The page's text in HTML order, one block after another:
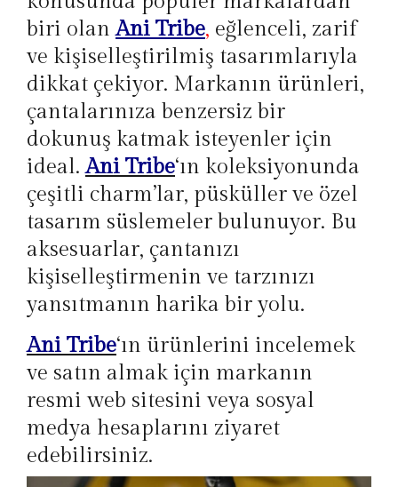
biri olanAni Tribe, eğlenceli, zarif
ve kişiselleştirilmiş tasarımlarıyla
dikkat çekiyor. Markanın ürünleri,
çantalarınıza benzersiz bir
dokunuş katmak isteyenler için
ideal.Ani Tribe‘ın koleksiyonunda
çeşitli charm’lar, püsküller ve özel
tasarım süslemeler bulunuyor. Bu
aksesuarlar, çantanızı
kişiselleştirmenin ve tarzınızı
yansıtmanın harika bir yolu.
Ani Tribe‘ın ürünlerini incelemek
ve satın almak için markanın
resmi web sitesini veya sosyal
medya hesaplarını ziyaret
edebilirsiniz.